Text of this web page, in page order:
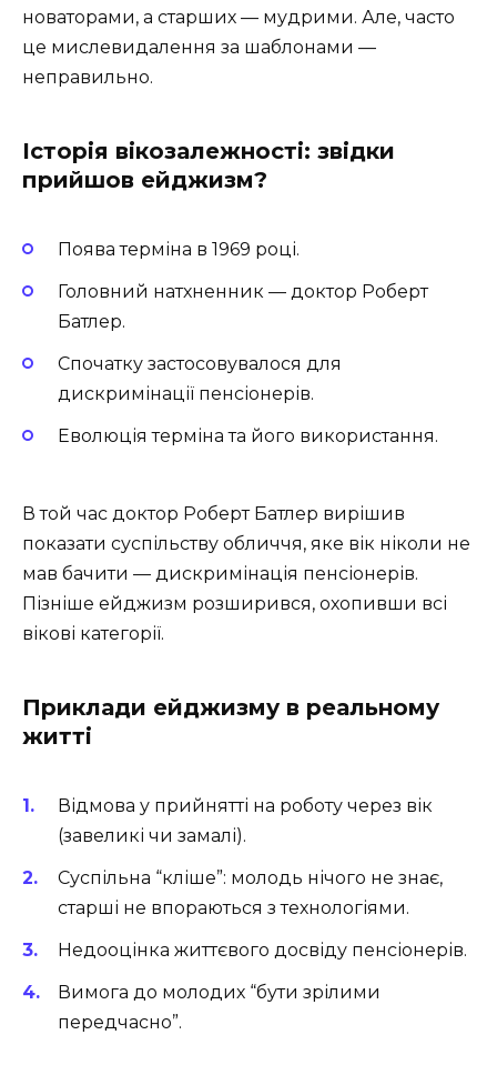
новаторами, а старших — мудрими. Але, часто
це мислевидалення за шаблонами —
неправильно.
Історія вікозалежності: звідки
прийшов ейджизм?
Поява терміна в 1969 році.
Головний натхненник — доктор Роберт
Батлер.
Спочатку застосовувалося для
дискримінації пенсіонерів.
Еволюція терміна та його використання.
В той час доктор Роберт Батлер вирішив
показати суспільству обличчя, яке вік ніколи не
мав бачити — дискримінація пенсіонерів.
Пізніше ейджизм розширився, охопивши всі
вікові категорії.
Приклади ейджизму в реальному
житті
Відмова у прийнятті на роботу через вік
(завеликі чи замалі).
Суспільна “кліше”: молодь нічого не знає,
старші не впораються з технологіями.
Недооцінка життєвого досвіду пенсіонерів.
Вимога до молодих “бути зрілими
передчасно”.